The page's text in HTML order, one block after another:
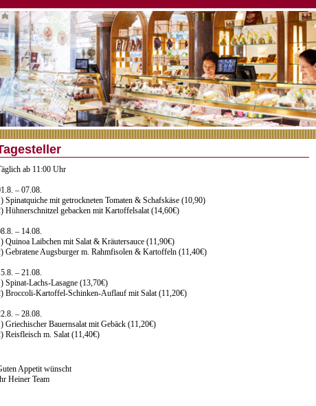
ab 11:00 Uhr
– 07.08.
Spinatquiche mit getrockneten Tomaten & Schafskäse (10,90)
Hühnerschnitzel gebacken mit Kartoffelsalat (14,60€)
– 14.08.
Quinoa Laibchen mit Salat & Kräutersauce (11,90€)
Gebratene Augsburger m. Rahmfisolen & Kartoffeln (11,40€)
– 21.08.
Spinat-Lachs-Lasagne (13,70€)
Broccoli-Kartoffel-Schinken-Auflauf mit Salat (11,20€)
– 28.08.
Griechischer Bauernsalat mit Gebäck (11,20€)
Reisfleisch m. Salat (11,40€)
Appetit wünscht
Heiner Team